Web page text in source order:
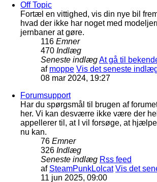
Off Topic
Fortæl en vittighed, vis din nye bil
hvad der ikke har noget med
jernbaner at gøre.
116 Emner
470 Indlæg
Seneste indlægAt gå til
af moppe Vis det seneste
08 mar 2024, 19:27
Forumsupport
Har du spørgsmål til brugen af
her. Vi kan desværre ikke være der
appellerer til, at I vil forsøge, at hjælpe
nu kan.
76 Emner
326 Indlæg
Seneste indlæg Rss feed
af SteamPunkLolcat Vis det
11 jun 2025, 09:00